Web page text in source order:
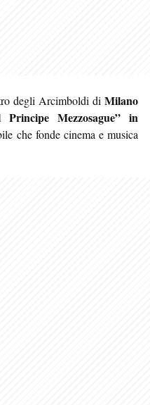
degli Arcimboldi diMilano
Mezzosague” in
che fonde cinema e musica